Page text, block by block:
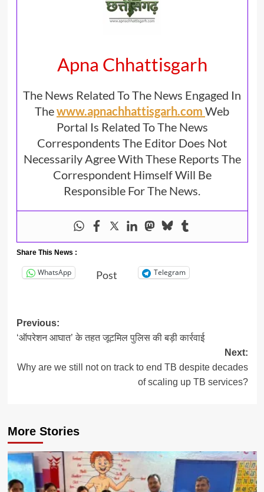
Apna Chhattisgarh
The News Related To The News Engaged In
Thewww.apnachhattisgarh.com Web
Portal Is Related To The News
Correspondents The Editor Does Not
Necessarily Agree With These Reports The
Correspondent Himself Will Be
Responsible For The News.
Share This News :
WhatsApp Post Telegram
Post
navigation
Previous:
‘ऑपरेशन आघात’ के तहत जूटमिल पुलिस की बड़ी कार्रवाई
Next:
Why are we still not on track to end TB despite decades
of scaling up TB services?
More Stories